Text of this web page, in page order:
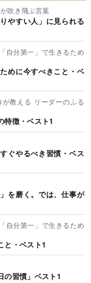
吹き飛ぶ言葉
やすい人」に見られる
自分第一」で生きるため
めに今すべきこと・ベ
教える リーダーのふる
特徴・ベスト1
ぐやるべき習慣・ベス
を磨く。では、仕事が
自分第一」で生きるため
と・ベスト1
の習慣」ベスト1